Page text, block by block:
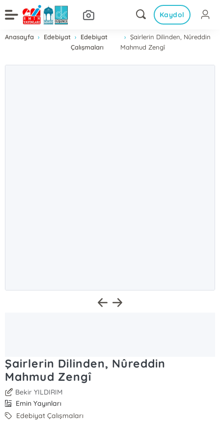
Kaydol
Anasayfa Edebiyat
Edebiyat
Çalışmaları
Şairlerin Dilinden, Nûreddin
Mahmud Zengî
Şairlerin Dilinden, Nûreddin
Mahmud Zengî
Bekir YILDIRIM
Emin Yayınları
Edebiyat Çalışmaları